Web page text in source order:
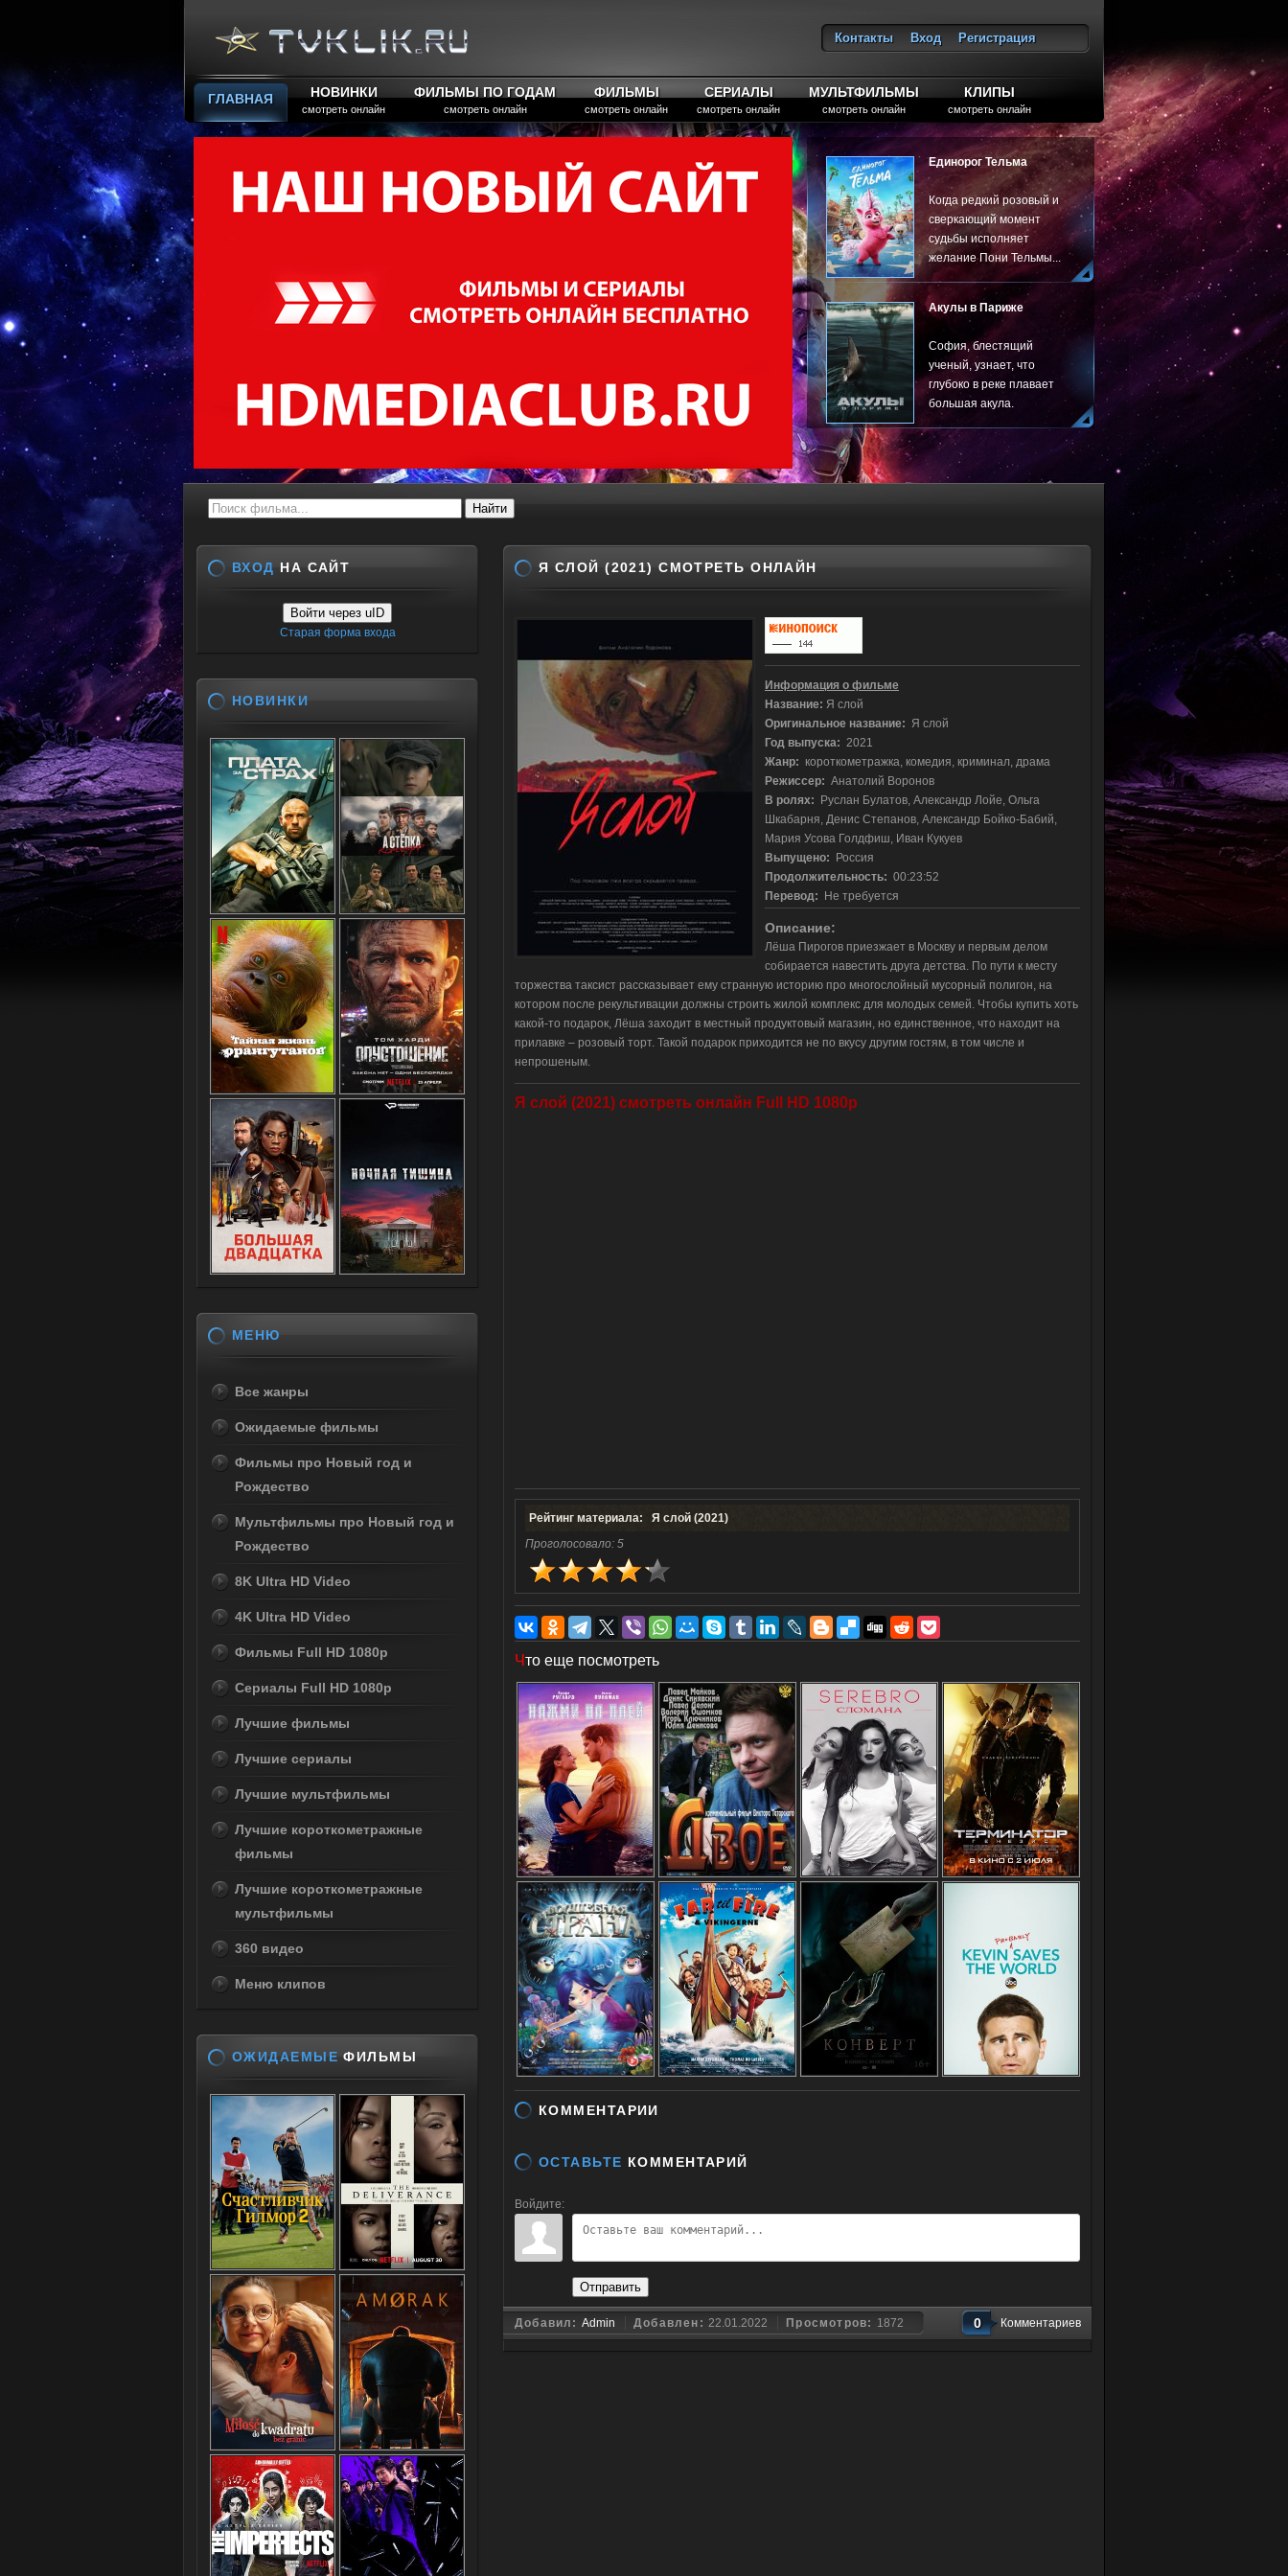
Контакты Вход
Регистрация
ГЛАВНАЯ НОВИНКИ
смотреть онлайн
ФИЛЬМЫ ПО ГОДАМ
смотреть онлайн
ФИЛЬМЫ
смотреть онлайн
СЕРИАЛЫ
смотреть онлайн
МУЛЬТФИЛЬМЫ
смотреть онлайн
КЛИПЫ
смотреть онлайн
Единорог Тельма
Когда редкий розовый и
сверкающий момент
судьбы исполняет
желание Пони Тельмы...
Акулы в Париже
София, блестящий
ученый, узнает, что
глубоко в реке плавает
большая акула.
Я СЛОЙ (2021) СМОТРЕТЬ ОНЛАЙН
Информация о фильме
Название: Я слой
Оригинальное название: Я слой
Год выпуска: 2021
Жанр: короткометражка, комедия, криминал, драма
Режиссер: Анатолий Воронов
В ролях: Руслан Булатов, Александр Лойе, Ольга
Шкабарня, Денис Степанов, Александр Бойко-Бабий,
Мария Усова Голдфиш, Иван Кукуев
Выпущено: Россия
Продолжительность: 00:23:52
Перевод: Не требуется
Описание:
Лёша Пирогов приезжает в Москву и первым делом
собирается навестить друга детства. По пути к месту
торжества таксист рассказывает ему странную историю про многослойный мусорный полигон, на
котором после рекультивации должны строить жилой комплекс для молодых семей. Чтобы купить хоть
какой-то подарок, Лёша заходит в местный продуктовый магазин, но единственное, что находит на
прилавке – розовый торт. Такой подарок приходится не по вкусу другим гостям, в том числе и
непрошеным.
Я слой (2021) смотреть онлайн Full HD 1080p
Рейтинг материала: Я слой (2021)
Проголосовало: 5
Что еще посмотреть
КОММЕНТАРИИ
ОСТАВЬТЕ КОММЕНТАРИЙ
Войдите:
Отправить
Добавил: Admin Добавлен:22.01.2022 Просмотров: 1872 0 Комментариев
ВХОД НА САЙТ
Войти через uID
Старая форма входа
НОВИНКИ
МЕНЮ
Все жанры
Ожидаемые фильмы
Фильмы про Новый год и
Рождество
Мультфильмы про Новый год и
Рождество
8K Ultra HD Video
4K Ultra HD Video
Фильмы Full HD 1080p
Сериалы Full HD 1080p
Лучшие фильмы
Лучшие сериалы
Лучшие мультфильмы
Лучшие короткометражные
фильмы
Лучшие короткометражные
мультфильмы
360 видео
Меню клипов
ОЖИДАЕМЫЕ ФИЛЬМЫ